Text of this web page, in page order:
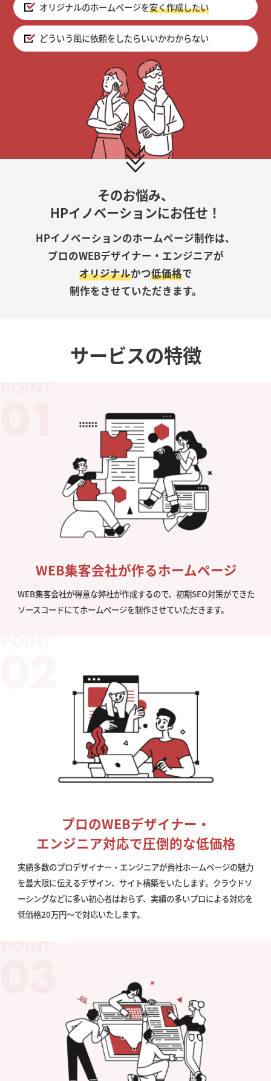
オリジナルのホームページを安く作成したい
どういう風に依頼をしたらいいかわからない
そのお悩み、
HPイノベーションにお任せ！
HPイノベーションのホームページ制作は、
プロのWEBデザイナー・エンジニアが
オリジナルかつ低価格で
制作をさせていただきます。
サービスの特徴
WEB集客会社が作るホームページ
WEB集客会社が得意な弊社が作成するので、初期SEO対策ができた
ソースコードにてホームページを制作させていただきます。
プロのWEBデザイナー・
エンジニア対応で圧倒的な低価格
実績多数のプロデザイナー・エンジニアが貴社ホームページの魅力
を最大限に伝えるデザイン、サイト構築をいたします。クラウドソ
ーシングなどに多い初心者はおらず、実績の多いプロによる対応を
低価格20万円〜で対応いたします。